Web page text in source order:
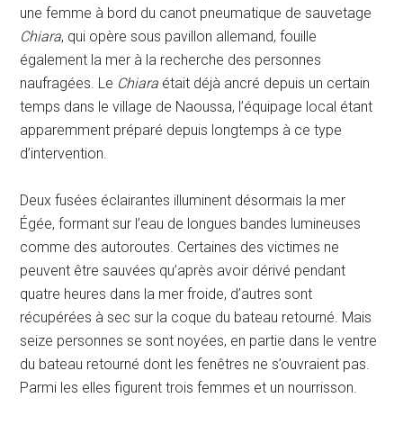
une femme à bord du canot pneumatique de sauvetage
Chiara, qui opère sous pavillon allemand, fouille
également la mer à la recherche des personnes
naufragées. Le Chiara était déjà ancré depuis un certain
temps dans le village de Naoussa, l’équipage local étant
apparemment préparé depuis longtemps à ce type
d’intervention.
Deux fusées éclairantes illuminent désormais la mer
Égée, formant sur l’eau de longues bandes lumineuses
comme des autoroutes. Certaines des victimes ne
peuvent être sauvées qu’après avoir dérivé pendant
quatre heures dans la mer froide, d’autres sont
récupérées à sec sur la coque du bateau retourné. Mais
seize personnes se sont noyées, en partie dans le ventre
du bateau retourné dont les fenêtres ne s’ouvraient pas.
Parmi les elles figurent trois femmes et un nourrisson.